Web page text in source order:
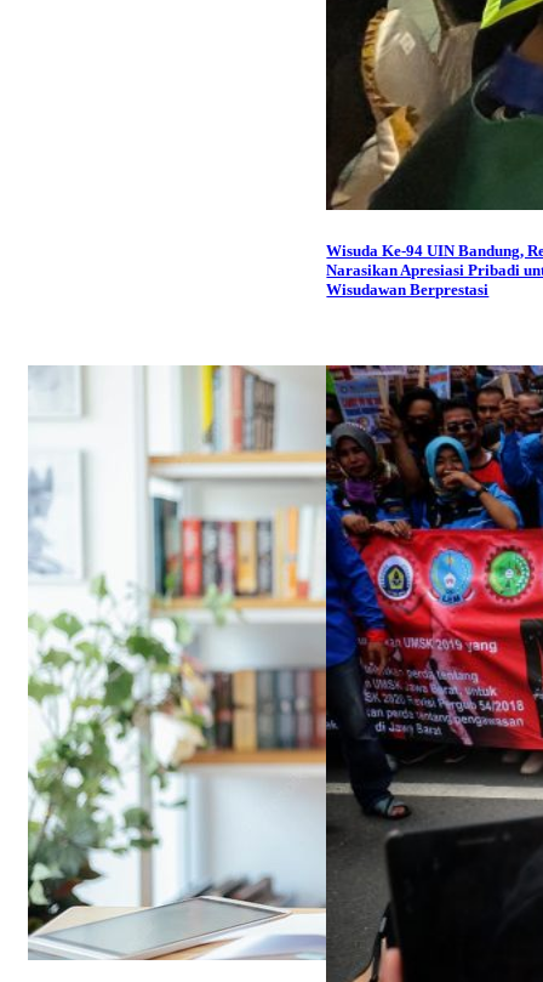
Wisuda Ke-94 UIN Bandung,
Narasikan Apresiasi Pribadi
Wisudawan Berprestasi